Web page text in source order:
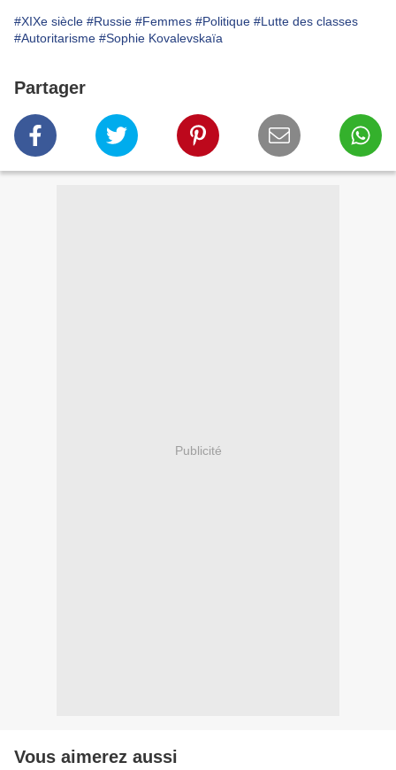
#XIXe siècle #Russie #Femmes #Politique #Lutte des classes
#Autoritarisme #Sophie Kovalevskaïa
Partager
Publicité
Vous aimerez aussi